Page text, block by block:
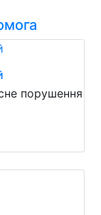
порушення